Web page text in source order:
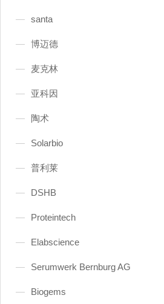
santa
博迈德
麦克林
亚科因
陶术
Solarbio
普利莱
DSHB
Proteintech
Elabscience
Serumwerk Bernburg AG
Biogems